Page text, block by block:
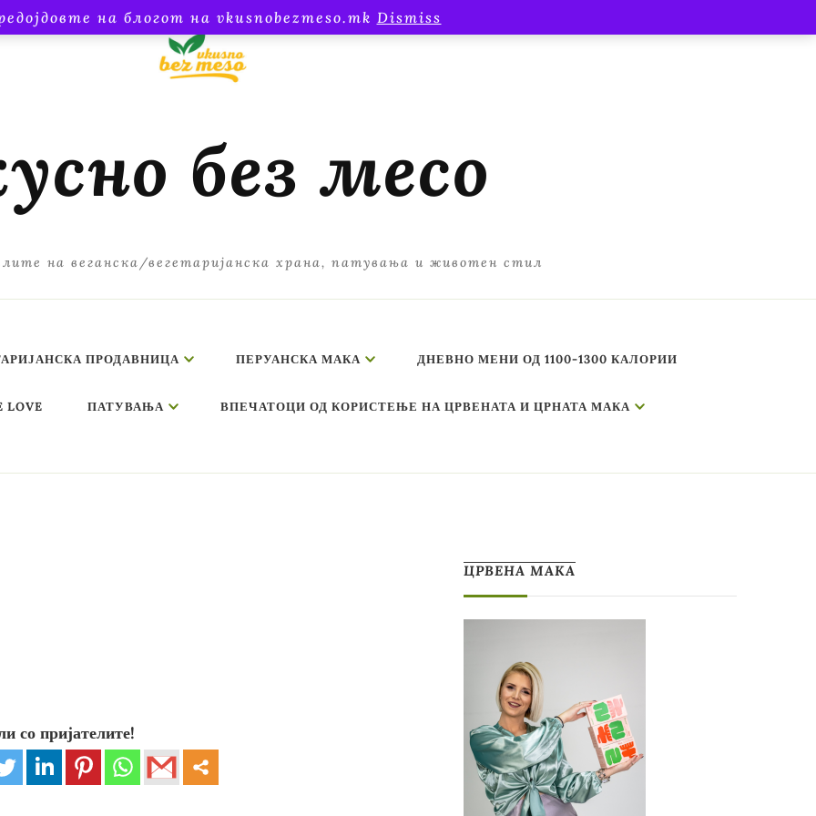
на блогот на vkusnobezmeso.mk Dismiss
без месо
на веганска/вегетаријанска храна, патувања и животен стил
ПРОДАВНИЦА ПЕРУАНСКА МАКА ДНЕВНО МЕНИ ОД 1100-1300 КАЛОРИИ
LOVE ПАТУВАЊА ВПЕЧАТОЦИ ОД КОРИСТЕЊЕ НА ЦРВЕНАТА И ЦРНАТА МАКА
со пријателите!
ЦРВЕНА МАКА